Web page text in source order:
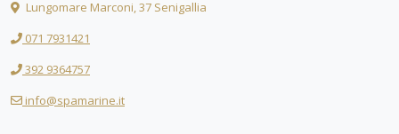
Lungomare Marconi, 37 Senigallia
071 7931421
392 9364757
info@spamarine.it